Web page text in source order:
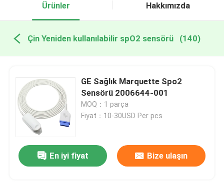
Ürünler Hakkımızda
Çin Yeniden kullanılabilir spO2 sensörü (140)
GE Sağlık Marquette Spo2
Sensörü 2006644-001
MOQ：1 parça
Fiyat：10-30USD Per pcs
En iyi fiyat Bize ulaşın